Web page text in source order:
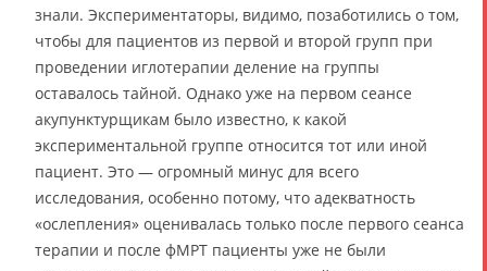
знали. Экспериментаторы, видимо, позаботились о том,
чтобы для пациентов из первой и второй групп при
проведении иглотерапии деление на группы
оставалось тайной. Однако уже на первом сеансе
акупунктурщикам было известно, к какой
экспериментальной группе относится тот или иной
пациент. Это — огромный минус для всего
исследования, особенно потому, что адекватность
«ослепления» оценивалась только после первого сеанса
терапии и после фМРТ пациенты уже не были